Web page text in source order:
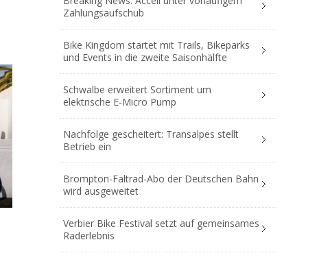
Zahlungsaufschub
Bike Kingdom startet mit Trails, Bikeparks
und Events in die zweite Saisonhälfte
Schwalbe erweitert Sortiment um
elektrische E-Micro Pump
Nachfolge gescheitert: Transalpes stellt
Betrieb ein
Brompton-Faltrad-Abo der Deutschen Bahn
wird ausgeweitet
Verbier Bike Festival setzt auf gemeinsames
Raderlebnis